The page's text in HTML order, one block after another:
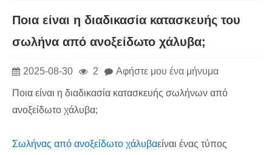
Ποια είναι η διαδικασία κατασκευής του
σωλήνα από ανοξείδωτο χάλυβα;
2025-08-30 2 Αφήστε μου ένα μήνυμα
Ποια είναι η διαδικασία κατασκευής σωλήνων από
ανοξείδωτο χάλυβα;
Σωλήνας από ανοξείδωτο χάλυβαείναι ένας τύπος